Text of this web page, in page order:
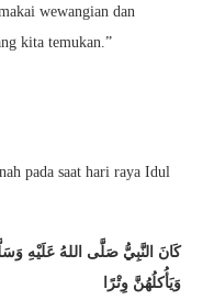
wewangian dan
kita temukan.”
pada saat hari raya Idul
كَانَ النَّبِيُّ صَلَّى اللهُ عَلَيْهِ
وَيَأُكلُهُنَّ وِتْرًا